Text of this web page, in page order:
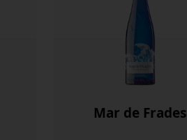
Mar de Frades